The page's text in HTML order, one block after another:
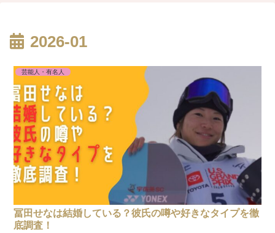
2026-01
芸能人・有名人
冨田せなは結婚している？彼氏の噂や好きなタイプを徹
底調査！